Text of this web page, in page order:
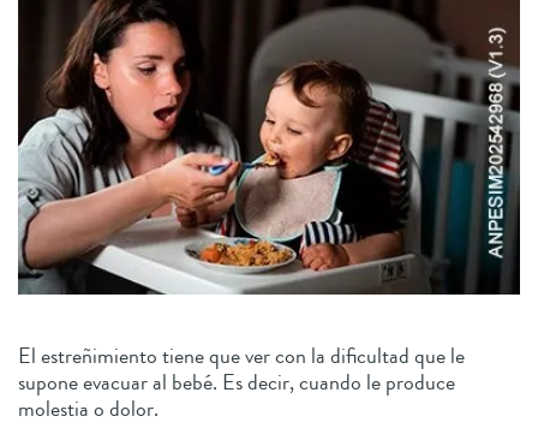
El estreñimiento tiene que ver con la dificultad que le
supone evacuar al bebé. Es decir, cuando le produce
molestia o dolor.